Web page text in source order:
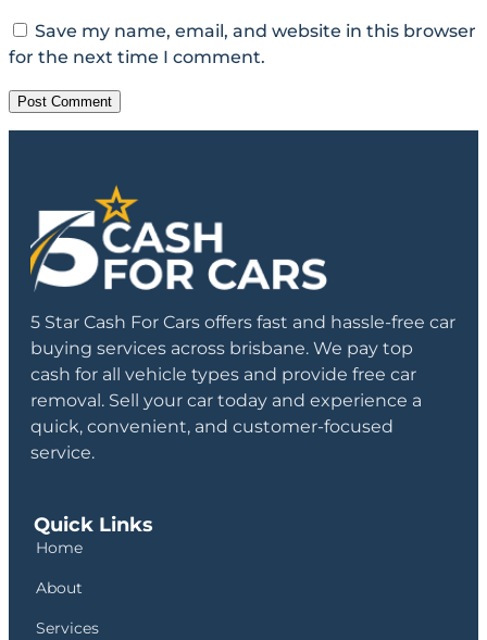
Save my name, email, and website in this browser
for the next time I comment.
5 Star Cash For Cars offers fast and hassle-free car
buying services across brisbane. We pay top
cash for all vehicle types and provide free car
removal. Sell your car today and experience a
quick, convenient, and customer-focused
service.
Quick Links
Home
About
Services